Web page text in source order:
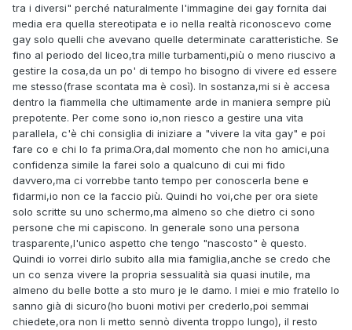
tra i diversi" perché naturalmente l'immagine dei gay fornita dai
media era quella stereotipata e io nella realtà riconoscevo come
gay solo quelli che avevano quelle determinate caratteristiche. Se
fino al periodo del liceo,tra mille turbamenti,più o meno riuscivo a
gestire la cosa,da un po' di tempo ho bisogno di vivere ed essere
me stesso(frase scontata ma è così). In sostanza,mi si è accesa
dentro la fiammella che ultimamente arde in maniera sempre più
prepotente. Per come sono io,non riesco a gestire una vita
parallela, c'è chi consiglia di iniziare a "vivere la vita gay" e poi
fare co e chi lo fa prima.Ora,dal momento che non ho amici,una
confidenza simile la farei solo a qualcuno di cui mi fido
davvero,ma ci vorrebbe tanto tempo per conoscerla bene e
fidarmi,io non ce la faccio più. Quindi ho voi,che per ora siete
solo scritte su uno schermo,ma almeno so che dietro ci sono
persone che mi capiscono. In generale sono una persona
trasparente,l'unico aspetto che tengo "nascosto" è questo.
Quindi io vorrei dirlo subito alla mia famiglia,anche se credo che
un co senza vivere la propria sessualità sia quasi inutile, ma
almeno du belle botte a sto muro je le damo. I miei e mio fratello lo
sanno già di sicuro(ho buoni motivi per crederlo,poi semmai
chiedete,ora non li metto sennò diventa troppo lungo), il resto